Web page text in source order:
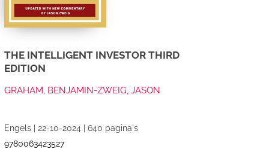
THE INTELLIGENT INVESTOR THIRD
EDITION
GRAHAM, BENJAMIN-ZWEIG, JASON
Engels | 22-10-2024 | 640 pagina's
9780063423527